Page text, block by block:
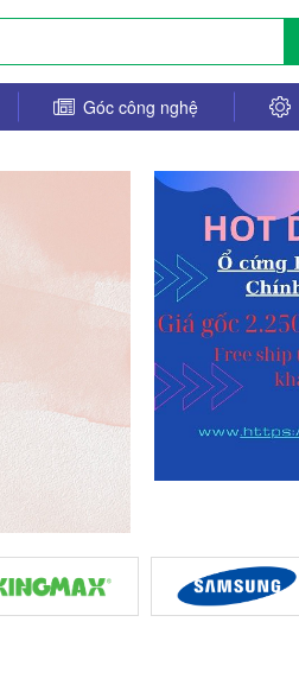
Góc công nghệ